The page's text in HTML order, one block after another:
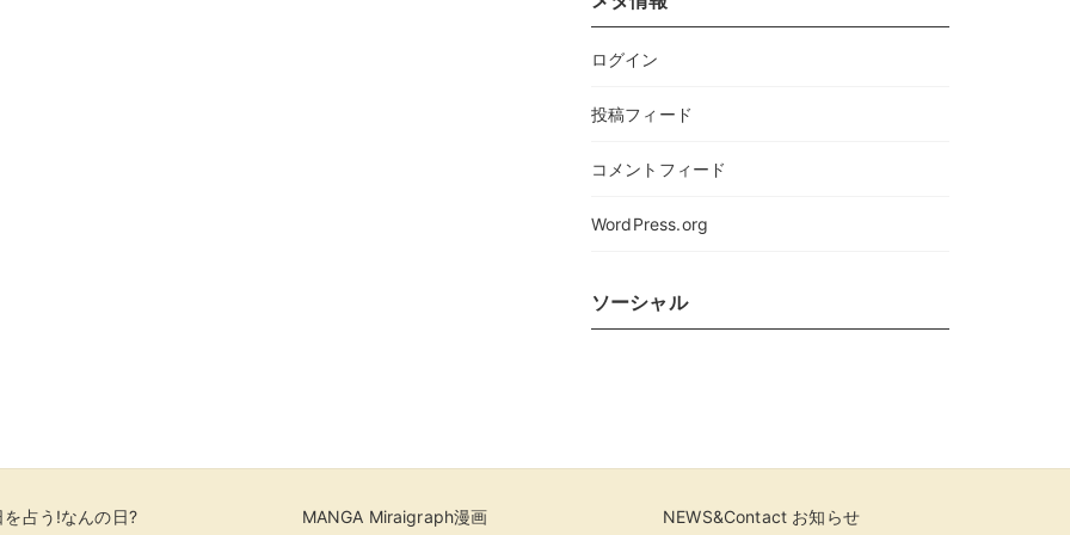
ログイン
投稿フィード
コメントフィード
WordPress.org
ソーシャル
占う!なんの日? MANGA Miraigraph漫画 NEWS&Contact お知らせ